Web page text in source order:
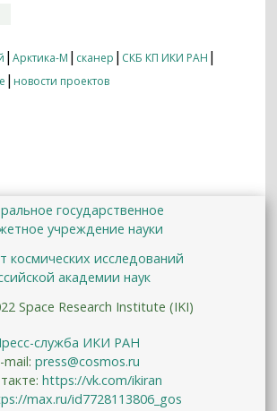
|Арктика-М | сканер | СКБ КП ИКИ РАН |
| новости проектов
государственное
учреждение науки
космических исследований
академии наук
Space Research Institute (IKI)
служба ИКИ РАН
mail: press@cosmos.ru
https://vk.com/ikiran
max.ru/id7728113806_gos